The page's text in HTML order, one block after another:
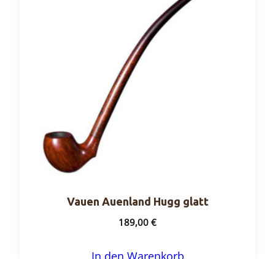
Vauen Auenland Hugg glatt
189,00€
In den Warenkorb